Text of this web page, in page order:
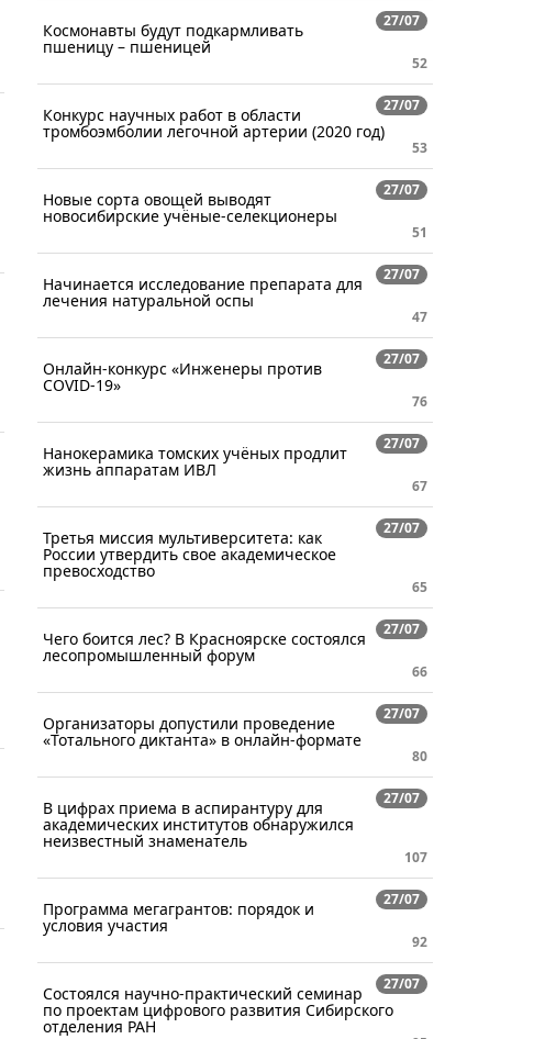
27/07
Космонавты будут подкармливать
пшеницу – пшеницей
52
27/07
Конкурс научных работ в области
тромбоэмболии легочной артерии (2020 год)
53
27/07
Новые сорта овощей выводят
новосибирские учёные-селекционеры
51
27/07
Начинается исследование препарата для
лечения натуральной оспы
47
27/07
Онлайн-конкурс «Инженеры против
COVID-19»
76
27/07
Нанокерамика томских учёных продлит
жизнь аппаратам ИВЛ
67
27/07
Третья миссия мультиверситета: как
России утвердить свое академическое
превосходство
65
27/07
Чего боится лес? В Красноярске состоялся
лесопромышленный форум
66
27/07
Организаторы допустили проведение
«Тотального диктанта» в онлайн-формате
80
27/07
В цифрах приема в аспирантуру для
академических институтов обнаружился
неизвестный знаменатель
107
27/07
Программа мегагрантов: порядок и
условия участия
92
27/07
Состоялся научно-практический семинар
по проектам цифрового развития Сибирского
отделения РАН